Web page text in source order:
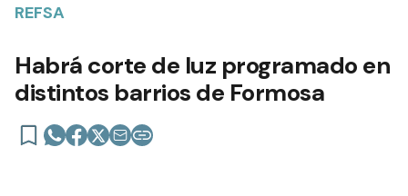
REFSA
Habrá corte de luz programado en
distintos barrios de Formosa